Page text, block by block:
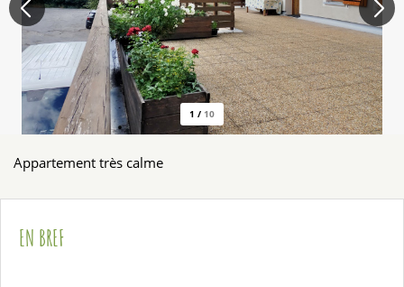
1 / 10
Appartement très calme
EN BREF